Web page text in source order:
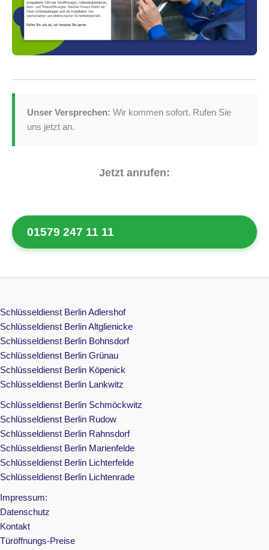
Unser Versprechen: Wir kommen sofort. Rufen Sie
uns jetzt an.
Jetzt anrufen:
01579 247 11 11
Schlüsseldienst Berlin Adlershof
Schlüsseldienst Berlin Altglienicke
Schlüsseldienst Berlin Bohnsdorf
Schlüsseldienst Berlin Grünau
Schlüsseldienst Berlin Köpenick
Schlüsseldienst Berlin Lankwitz
Schlüsseldienst Berlin Schmöckwitz
Schlüsseldienst Berlin Rudow
Schlüsseldienst Berlin Rahnsdorf
Schlüsseldienst Berlin Marienfelde
Schlüsseldienst Berlin Lichterfelde
Schlüsseldienst Berlin Lichtenrade
Impressum:
Datenschutz
Kontakt
Türöffnungs-Preise